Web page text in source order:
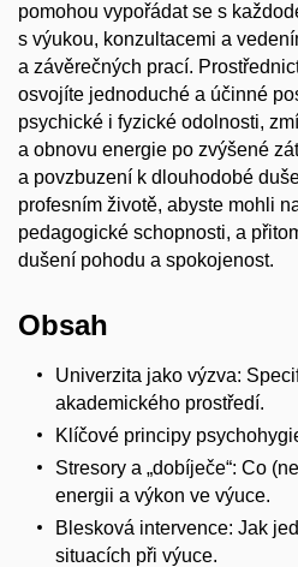
pomohou vypořádat se s
s výukou, konzultacemi a
a závěrečných prací.
osvojíte jednoduché a účinné
psychické i fyzické odolnosti,
a obnovu energie po zvýšené
a povzbuzení k dlouhodobé
profesním životě, abyste mohli
pedagogické schopnosti, a
dušení pohodu a spokojenost.
Obsah
Univerzita jako výzva:
akademického prostředí.
Klíčové principy
Stresory a „dobíječe“: Co
energii a výkon ve výuce.
Blesková intervence: Jak
situacích při výuce.